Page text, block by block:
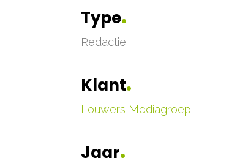
Type.
Redactie
Klant.
Louwers Mediagroep
Jaar.